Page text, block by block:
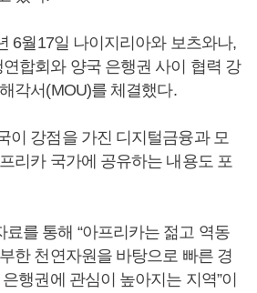
6월17일 나이지리아와 보츠와나,
합회와 양국 은행권 사이 협력 강
각서(MOU)를 체결했다.
이 강점을 가진 디지털금융과 모
리카 국가에 공유하는 내용도 포
를 통해 “아프리카는 젊고 역동
한 천연자원을 바탕으로 빠른 경
행권에 관심이 높아지는 지역”이